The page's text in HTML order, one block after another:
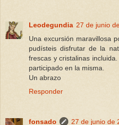
Leodegundia 27 de junio
Una excursión maravillosa
pudísteis disfrutar de la
frescas y cristalinas
participado en la misma.
Un abrazo
Responder
fonsado
27 de junio de